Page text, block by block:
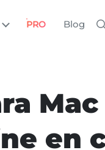
PRO Blog
Mac
en